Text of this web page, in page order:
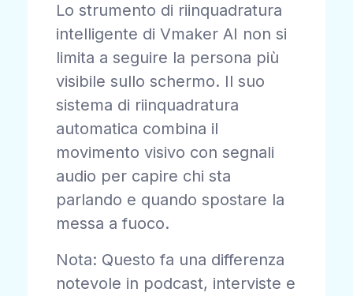
Lo strumento di riinquadratura
intelligente di Vmaker AI non si
limita a seguire la persona più
visibile sullo schermo. Il suo
sistema di riinquadratura
automatica combina il
movimento visivo con segnali
audio per capire chi sta
parlando e quando spostare la
messa a fuoco.
Nota: Questo fa una differenza
notevole in podcast, interviste e